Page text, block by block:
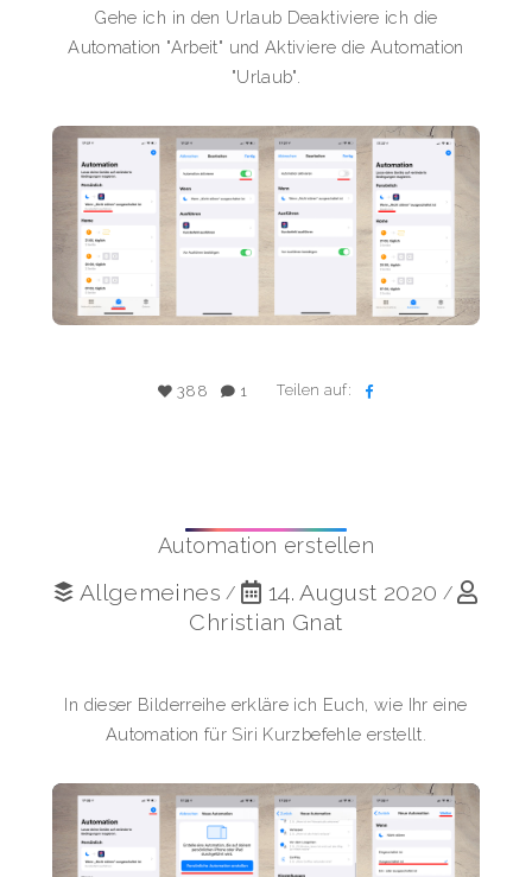
Gehe ich in den Urlaub Deaktiviere ich die
Automation "Arbeit" und Aktiviere die Automation
"Urlaub".
388 1 Teilen auf:
Automation erstellen
Allgemeines / 14. August 2020 /
Christian Gnat
In dieser Bilderreihe erkläre ich Euch, wie Ihr eine
Automation für Siri Kurzbefehle erstellt.